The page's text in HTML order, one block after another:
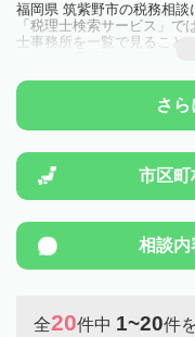
福岡県 筑紫野市の税務相
「税理士検索サービス」
士事務所を一覧で見ること
ことは一度近隣の税理士に
さ
市区町
相談内
全20件中 1~20件